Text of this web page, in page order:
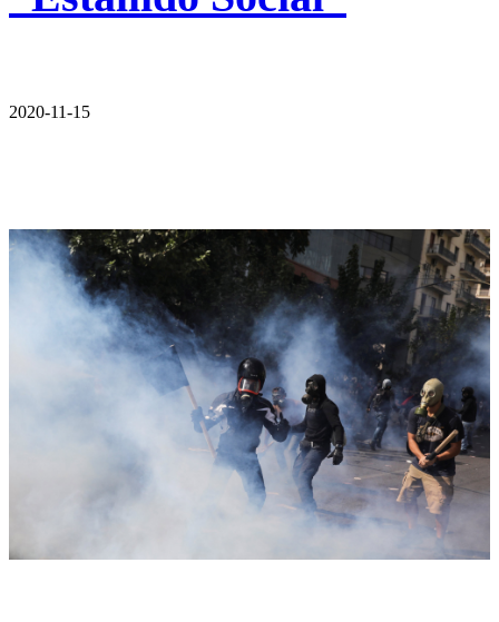
2020-11-15